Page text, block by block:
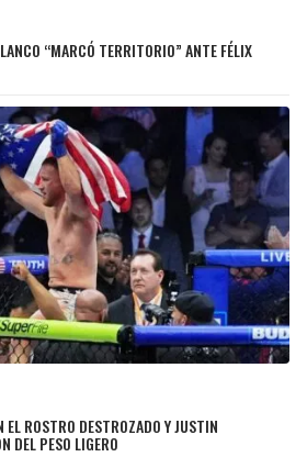
“MARCÓ TERRITORIO” ANTE FÉLIX
ROSTRO DESTROZADO Y JUSTIN
DEL PESO LIGERO